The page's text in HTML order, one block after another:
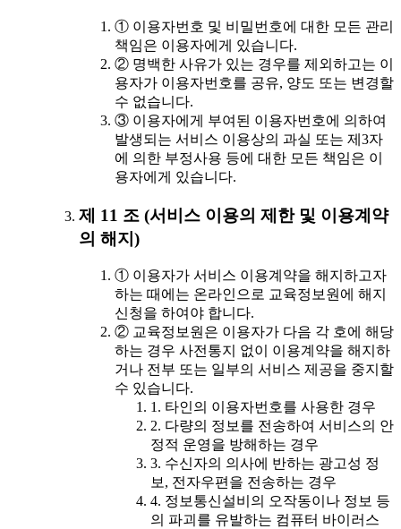
① 이용자번호 및 비밀번호에 대한 모든 관리
책임은 이용자에게 있습니다.
② 명백한 사유가 있는 경우를 제외하고는 이
용자가 이용자번호를 공유, 양도 또는 변경할
수 없습니다.
③ 이용자에게 부여된 이용자번호에 의하여
발생되는 서비스 이용상의 과실 또는 제3자
에 의한 부정사용 등에 대한 모든 책임은 이
용자에게 있습니다.
제 11 조 (서비스 이용의 제한 및 이용계약
의 해지)
① 이용자가 서비스 이용계약을 해지하고자
하는 때에는 온라인으로 교육정보원에 해지
신청을 하여야 합니다.
② 교육정보원은 이용자가 다음 각 호에 해당
하는 경우 사전통지 없이 이용계약을 해지하
거나 전부 또는 일부의 서비스 제공을 중지할
수 있습니다.
1. 타인의 이용자번호를 사용한 경우
2. 다량의 정보를 전송하여 서비스의 안
정적 운영을 방해하는 경우
3. 수신자의 의사에 반하는 광고성 정
보, 전자우편을 전송하는 경우
4. 정보통신설비의 오작동이나 정보 등
의 파괴를 유발하는 컴퓨터 바이러스